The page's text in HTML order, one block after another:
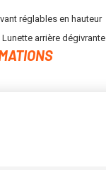
réglables en hauteur
Lunette arrière dégivrante